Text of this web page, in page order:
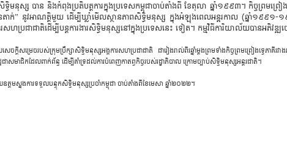
ម​នុស្ស ​បាន ​និង​កំ​ពុងប្រ​តិ​បត្ត​ការ​ក្នុងប្រ​ទេស​កម្ពុ​ជា​ចាប់​តាំង​ពី ​ខែ​តុ​លា ​ឆ្នាំ១៩៩៣។ ​កិច្ចព្រមព្រ
ន​តាក់” ​នូវ​អាណត្តិ​មួយ ​ដើម្បីឃ្លាំ​មើលស្ថាន​ភាព​សិទ្ធិ​ម​នុស្ស ​ក្នុង​អំឡុង​ពេល​អ​នុ្ត​រ​កាល (​ឆ្នាំ១៩៩១-
ហប្រ​ជា​ជា​តិ​ដើម្បី​បន្ត​កា​រ​ងា​រ​សិទ្ធិ​ម​នុស្ស​នៅ​ក្នុងប្រ​ទេស​នេះ ​ទៀត។ ​កម្ម​វិ​ធី​ការិ​យាល័យ​បាន​អភិវឌ្
ក្តី​សម្រេច​របស់​ក្រុមប្រឹក្សា​សិទ្ធិ​ម​នុស្ស​អង្គ​កា​រស​ហប្រ​ជា​ជា​តិ ​ជា​រៀង​រាល់​ពីរ​ឆ្នាំម្តងព្រម​ទាំង​កិច្ចព្រមព្រៀង​ទ្វេ​ភា​គីរ​
ា​ស​មាជិក​ដែល​ពាក់​ព័ន្ធ ​ដើម្បី​គាំ​ទ្រ​ដល់​កា​របំ​ពេញ​កាតព្វ​កិច្ច​របស់​រដ្ឋាភិ​បាល ​ក្រោម​ច្បាប់​សិទ្ធិ​ម​នុស្ស​អន្តរ​ជា​តិ។
នង​ការ​ទ​ទួល​បន្ទុក​សិទ្ធិ​ម​នុស្សប្រ​ចាំ​កម្ពុ​ជា ​ចាប់​តាំង​ពី​ខែ​មេ​សា ​ឆ្នាំ២០២២។